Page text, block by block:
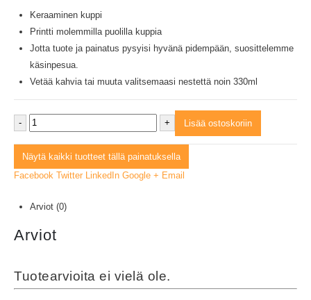
Keraaminen kuppi
Printti molemmilla puolilla kuppia
Jotta tuote ja painatus pysyisi hyvänä pidempään, suosittelemme
käsinpesua.
Vetää kahvia tai muuta valitsemaasi nestettä noin 330ml
- + Lisää ostoskoriin
Näytä kaikki tuotteet tällä painatuksella
Facebook Twitter LinkedIn Google + Email
Arviot (0)
Arviot
Tuotearvioita ei vielä ole.